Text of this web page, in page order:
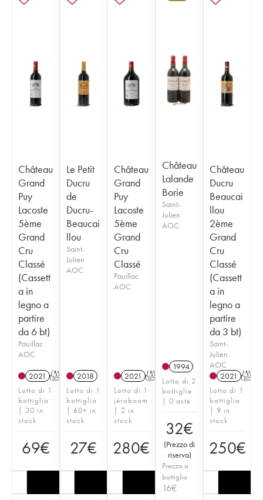
Château
Grand
Puy
Lacoste
5ème
Grand
Cru
Classé
(Cassett
a in
legno a
partire
da 6 bt)
Pauillac
AOC
2021 T
Lotto di 1
bottiglia
| 30 in
stock
69€
Le Petit
Ducru
de
Ducru-
Beaucai
llou
Saint-
Julien
AOC
2018
Lotto di 1
bottiglia
| 60+ in
stock
27€
Château
Grand
Puy
Lacoste
5ème
Grand
Cru
Classé
Pauillac
AOC
2021 T
Lotto di 1
jéroboam
| 2 in
stock
280€
Château
Lalande
Borie
Saint-
Julien
AOC
1994
Lotto di 2
bottiglie
| 0 aste
32€
(Prezzo di
riserva)
Prezzo a
bottiglia
16€
Château
Ducru
Beaucai
llou
2ème
Grand
Cru
Classé
(Cassett
a in
legno a
partire
da 3 bt)
Saint-
Julien
AOC
2021 T
Lotto di 1
bottiglia
| 9 in
stock
250€